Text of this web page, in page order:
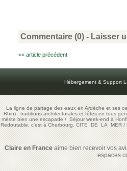
Commentaire (0) - Laisser
<< article précédent
Hébergement & Support
La ligne de partage des eaux en Ardèche et ses
Rhin) : traditions architecturales et fêtes en tous
mérite bien une escapade/Séjour week-end à
Redoutable, c'est à Cherbourg, CITE DE LA MER/
Claire en Franceaime bien recevoir vos
espaces